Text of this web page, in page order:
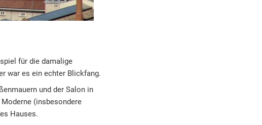
für die damalige
war es ein echter Blickfang.
und der Salon in
Moderne (insbesondere
Hauses.